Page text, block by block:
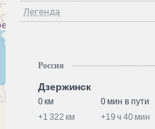
Легенда
Россия
Дзержинск
0 км
0 мин в пути
+1 322 км +19 ч 40 мин